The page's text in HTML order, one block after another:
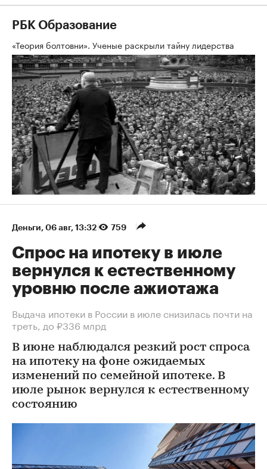
РБК Образование
«Теория болтовни». Ученые раскрыли тайну лидерства
Деньги⁠, 06 авг, 13:32 759
Спрос на ипотеку в июле
вернулся к естественному
уровню после ажиотажа
Выдача ипотеки в России в июле снизилась почти на
треть, до ₽336 млрд
В июне наблюдался резкий рост спроса
на ипотеку на фоне ожидаемых
изменений по семейной ипотеке. В
июле рынок вернулся к естественному
состоянию